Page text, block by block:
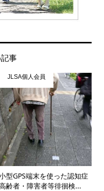
事
JLSA個人会員
型GPS端末を使った認知症
齢者・障害者等徘徊検...